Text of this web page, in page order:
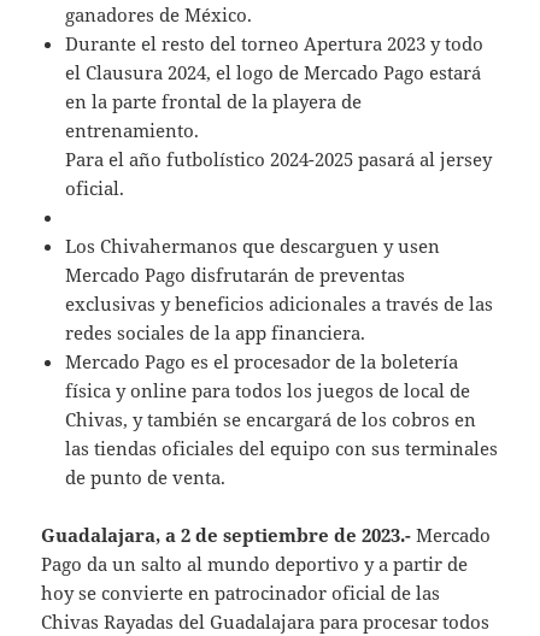
ganadores de México.
Durante el resto del torneo Apertura 2023 y todo
el Clausura 2024, el logo de Mercado Pago estará
en la parte frontal de la playera de
entrenamiento.
Para el año futbolístico 2024-2025 pasará al jersey
oficial.
Los Chivahermanos que descarguen y usen
Mercado Pago disfrutarán de preventas
exclusivas y beneficios adicionales a través de las
redes sociales de la app financiera.
Mercado Pago es el procesador de la boletería
física y online para todos los juegos de local de
Chivas, y también se encargará de los cobros en
las tiendas oficiales del equipo con sus terminales
de punto de venta.
Guadalajara, a 2 de septiembre de 2023.-Mercado
Pago da un salto al mundo deportivo y a partir de
hoy se convierte en patrocinador oficial de las
Chivas Rayadas del Guadalajara para procesar todos